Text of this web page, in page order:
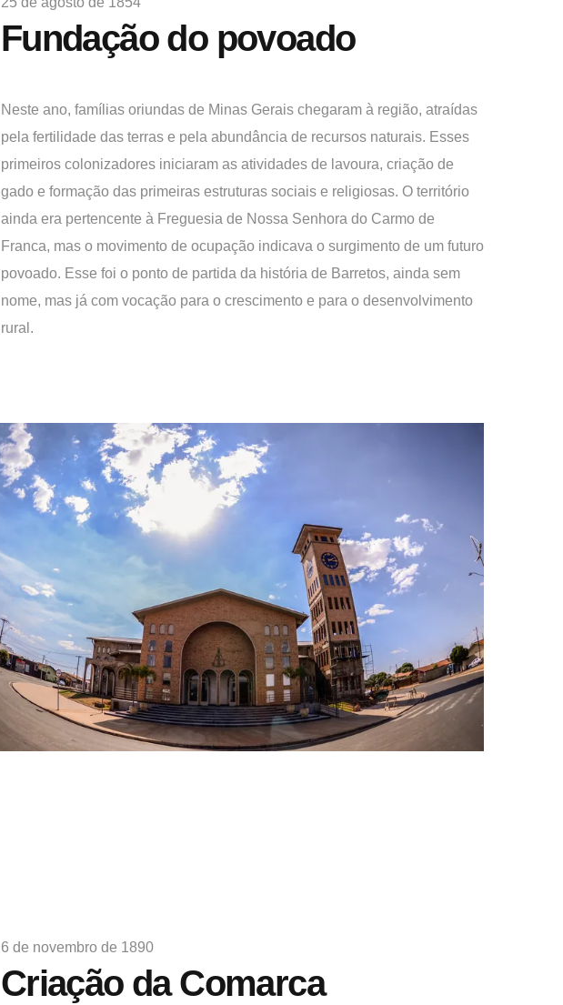
Fundação do povoado
Neste ano, famílias oriundas de Minas Gerais chegaram à região, atraídas
pela fertilidade das terras e pela abundância de recursos naturais. Esses
primeiros colonizadores iniciaram as atividades de lavoura, criação de
gado e formação das primeiras estruturas sociais e religiosas. O território
ainda era pertencente à Freguesia de Nossa Senhora do Carmo de
Franca, mas o movimento de ocupação indicava o surgimento de um futuro
povoado. Esse foi o ponto de partida da história de Barretos, ainda sem
nome, mas já com vocação para o crescimento e para o desenvolvimento
rural.
6 de novembro de 1890
Criação da Comarca